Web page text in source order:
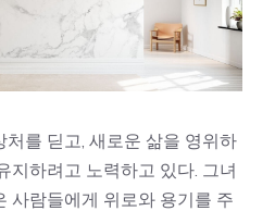
를 딛고, 새로운 삶을 영위하
지하려고 노력하고 있다. 그녀
사람들에게 위로와 용기를 주